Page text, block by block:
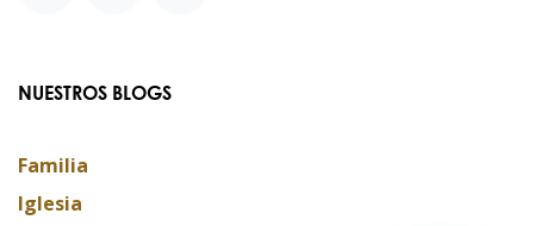
NUESTROS BLOGS
Familia
Iglesia